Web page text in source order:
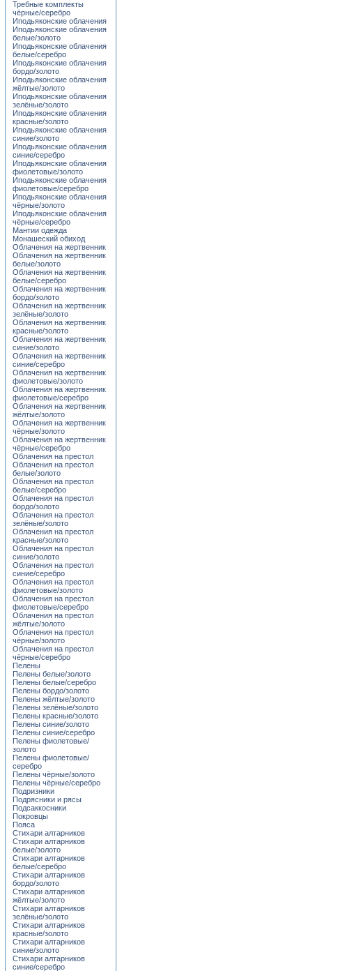
Требные комплекты
чёрные/серебро
Иподьяконские облачения
Иподьяконские облачения
белые/золото
Иподьяконские облачения
белые/серебро
Иподьяконские облачения
бордо/золото
Иподьяконские облачения
жёлтые/золото
Иподьяконские облачения
зелёные/золото
Иподьяконские облачения
красные/золото
Иподьяконские облачения
синие/золото
Иподьяконские облачения
синие/серебро
Иподьяконские облачения
фиолетовые/золото
Иподьяконские облачения
фиолетовые/серебро
Иподьяконские облачения
чёрные/золото
Иподьяконские облачения
чёрные/серебро
Мантии одежда
Монашеский обиход
Облачения на жертвенник
Облачения на жертвенник
белые/золото
Облачения на жертвенник
белые/серебро
Облачения на жертвенник
бордо/золото
Облачения на жертвенник
зелёные/золото
Облачения на жертвенник
красные/золото
Облачения на жертвенник
синие/золото
Облачения на жертвенник
синие/серебро
Облачения на жертвенник
фиолетовые/золото
Облачения на жертвенник
фиолетовые/серебро
Облачения на жертвенник
жёлтые/золото
Облачения на жертвенник
чёрные/золото
Облачения на жертвенник
чёрные/серебро
Облачения на престол
Облачения на престол
белые/золото
Облачения на престол
белые/серебро
Облачения на престол
бордо/золото
Облачения на престол
зелёные/золото
Облачения на престол
красные/золото
Облачения на престол
синие/золото
Облачения на престол
синие/серебро
Облачения на престол
фиолетовые/золото
Облачения на престол
фиолетовые/серебро
Облачения на престол
жёлтые/золото
Облачения на престол
чёрные/золото
Облачения на престол
чёрные/серебро
Пелены
Пелены белые/золото
Пелены белые/серебро
Пелены бордо/золото
Пелены жёлтые/золото
Пелены зелёные/золото
Пелены красные/золото
Пелены синие/золото
Пелены синие/серебро
Пелены фиолетовые/
золото
Пелены фиолетовые/
серебро
Пелены чёрные/золото
Пелены чёрные/серебро
Подризники
Подрясники и рясы
Подсаккосники
Покровцы
Пояса
Стихари алтарников
Стихари алтарников
белые/золото
Стихари алтарников
белые/серебро
Стихари алтарников
бордо/золото
Стихари алтарников
жёлтые/золото
Стихари алтарников
зелёные/золото
Стихари алтарников
красные/золото
Стихари алтарников
синие/золото
Стихари алтарников
синие/серебро